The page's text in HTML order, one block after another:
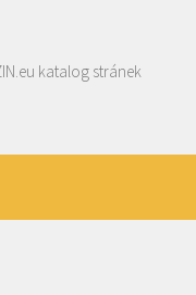
katalog stránek